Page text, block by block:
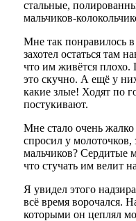
стальные,
мальчиков-
Мне так понравилось в
захотел остаться там
что им живётся плохо.
это скучно. А ещё у
какие злые! Ходят по
постукивают.
Мне стало очень
спросил у молоточков,
мальчиков? Сердитые
что стучать им велит
Я увидел этого
всё время ворочался.
которыми он цеплял